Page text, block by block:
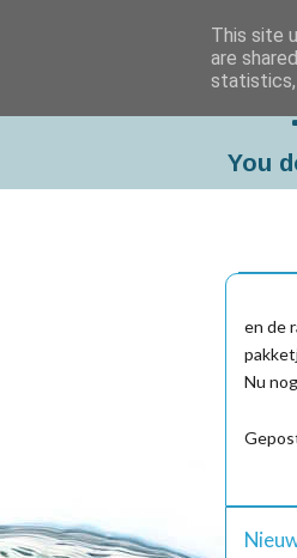
You
en de
Nu
This site
are
statistics,